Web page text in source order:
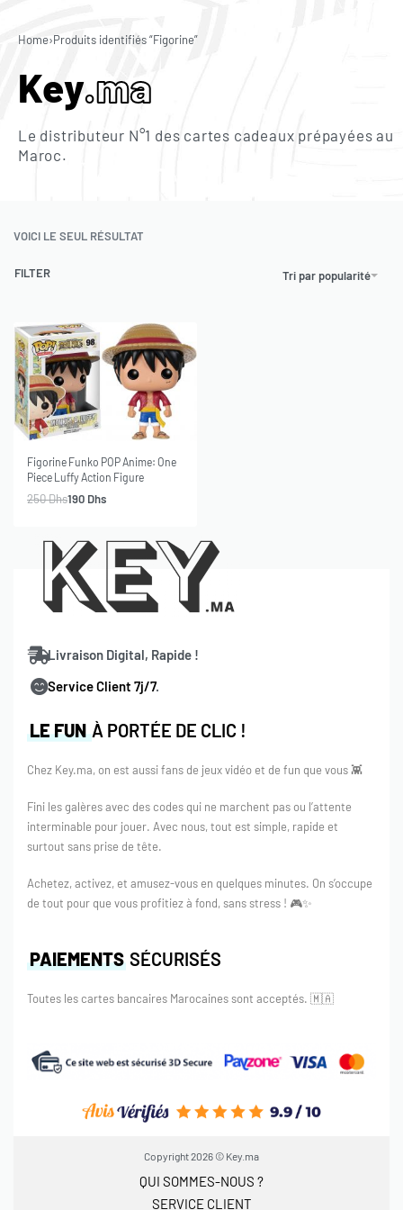
Home›Produits identifiés “Figorine”
Key.ma
Le distributeur N°1 des cartes cadeaux prépayées au
Maroc.
VOICI LE SEUL RÉSULTAT
Tri par popularité
FILTER
Figorine Funko POP Anime: One
Piece Luffy Action Figure
250Dhs190 Dhs
LE FUNÀ PORTÉE DE CLIC !
Chez Key.ma, on est aussi fans de jeux vidéo et de fun que vous 👾
Fini les galères avec des codes qui ne marchent pas ou l’attente
interminable pour jouer. Avec nous, tout est simple, rapide et
surtout sans prise de tête.
Achetez, activez, et amusez-vous en quelques minutes. On s’occupe
de tout pour que vous profitiez à fond, sans stress ! 🎮✨
Livraison Digital, Rapide !
Service Client 7j/7.
PAIEMENTS SÉCURISÉS
Toutes les cartes bancaires Marocaines sont acceptés. 🇲🇦
Copyright 2026 © Key.ma
QUI SOMMES-NOUS ?
SERVICE CLIENT